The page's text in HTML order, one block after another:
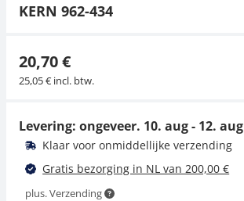
KERN 962-434
20,70 €
25,05 € incl. btw.
Levering: ongeveer. 10. aug - 12. aug
Klaar voor onmiddellijke verzending
Gratis bezorging in NL van 200,00 €
plus. Verzending